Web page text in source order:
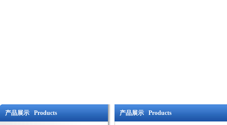
产品展示 Products 产品展示 Products